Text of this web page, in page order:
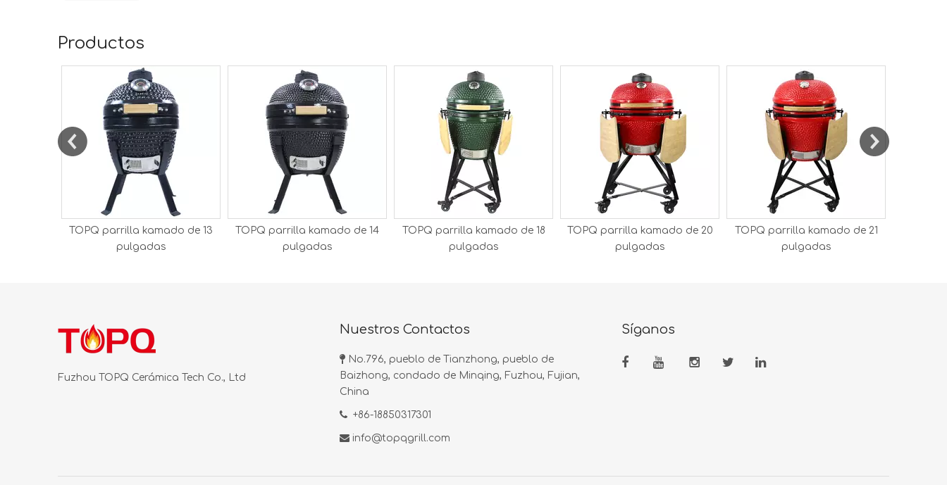
Productos
TOPQ parrilla kamado de 13
pulgadas
TOPQ parrilla kamado de 14
pulgadas
TOPQ parrilla kamado de 18
pulgadas
TOPQ parrilla kamado de 20
pulgadas
TOPQ parrilla kamado de 21
pulgadas
Fuzhou TOPQ Cerámica Tech Co., Ltd
Nuestros Contactos
 No.796, pueblo de Tianzhong, pueblo de
Baizhong, condado de Minqing, Fuzhou, Fujian,
China
 +86-18850317301
 info@topqgrill.com
Síganos
    